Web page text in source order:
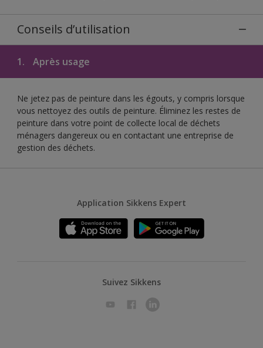
Conseils d’utilisation
1. Après usage
Ne jetez pas de peinture dans les égouts, y compris lorsque
vous nettoyez des outils de peinture. Éliminez les restes de
peinture dans votre point de collecte local de déchets
ménagers dangereux ou en contactant une entreprise de
gestion des déchets.
Application Sikkens Expert
Suivez Sikkens